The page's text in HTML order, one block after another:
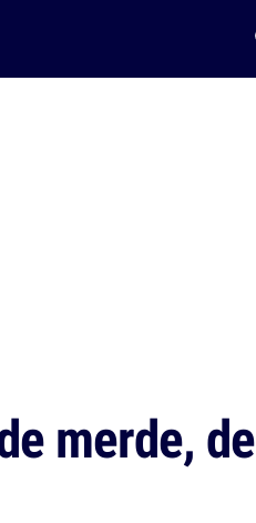
merde, de